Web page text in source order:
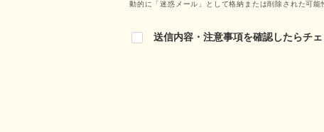
動的に「迷惑メール」として格納または削除された可
送信内容・注意事項を確認したらチェ